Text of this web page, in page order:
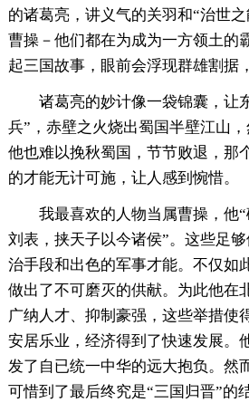
的诸葛亮，讲义气的关羽和“治世
曹操－他们都在为成为一方领土的
起三国故事，眼前会浮现群雄割据
诸葛亮的妙计像一袋锦囊，让
兵”，赤壁之火烧出蜀国半壁江山，
他也难以挽秋蜀国，节节败退，那
的才能无计可施，让人感到惋惜。
我最喜欢的人物当属曹操，他
刘表，挟天子以今诸侯”。这些足
治手段和出色的军事才能。不仅如
做出了不可磨灭的供献。为此他在
广纳人才、抑制豪强，这些举措使
安居乐业，经济得到了快速发展。
发了自已统一中华的远大抱负。然
可惜到了最后终究是“三国归晋”的